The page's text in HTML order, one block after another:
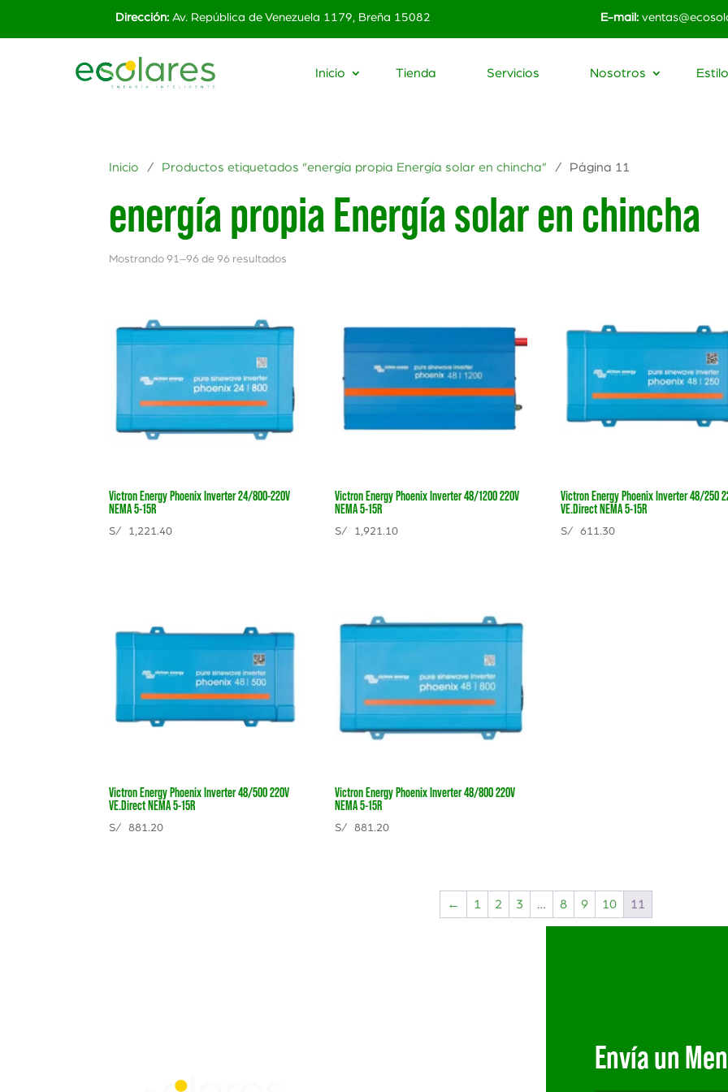
Dirección: Av. República de Venezuela 1179, Breña 15082 E-mail:
Inicio Tienda Servicios Nosotros
Inicio / Productos etiquetados “energía propia Energía solar en chincha” / Página 11
energía propia Energía solar en chincha
Mostrando 91–96 de 96 resultados
Victron Energy Phoenix Inverter 24/800-220V
NEMA 5-15R
S/ 1,221.40
Victron Energy Phoenix Inverter 48/1200 220V
NEMA 5-15R
S/ 1,921.10
Victron Energy Phoenix Inverter 48/250
VE.Direct NEMA 5-15R
S/ 611.30
Victron Energy Phoenix Inverter 48/500 220V
VE.Direct NEMA 5-15R
S/ 881.20
Victron Energy Phoenix Inverter 48/800 220V
NEMA 5-15R
S/ 881.20
← 1 2 3 … 8 9 10 11
Envía un